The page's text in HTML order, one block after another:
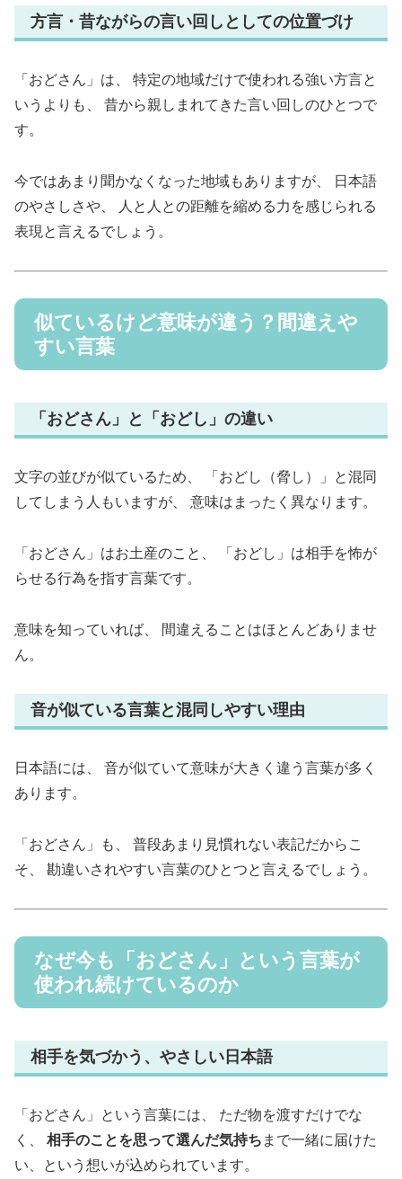
方言・昔ながらの言い回しとしての位置づけ
「おどさん」は、 特定の地域だけで使われる強い方言と
いうよりも、 昔から親しまれてきた言い回しのひとつで
す。
今ではあまり聞かなくなった地域もありますが、 日本語
のやさしさや、 人と人との距離を縮める力を感じられる
表現と言えるでしょう。
似ているけど意味が違う？間違えや
すい言葉
「おどさん」と「おどし」の違い
文字の並びが似ているため、 「おどし（脅し）」と混同
してしまう人もいますが、 意味はまったく異なります。
「おどさん」はお土産のこと、 「おどし」は相手を怖が
らせる行為を指す言葉です。
意味を知っていれば、 間違えることはほとんどありませ
ん。
音が似ている言葉と混同しやすい理由
日本語には、 音が似ていて意味が大きく違う言葉が多く
あります。
「おどさん」も、 普段あまり見慣れない表記だからこ
そ、 勘違いされやすい言葉のひとつと言えるでしょう。
なぜ今も「おどさん」という言葉が
使われ続けているのか
相手を気づかう、やさしい日本語
「おどさん」という言葉には、 ただ物を渡すだけでな
く、 相手のことを思って選んだ気持ち まで一緒に届けた
い、という想いが込められています。